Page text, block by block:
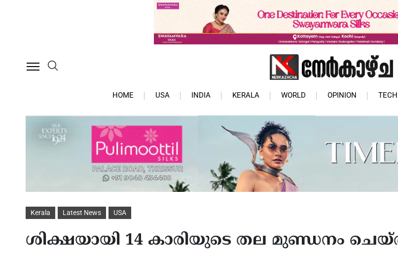
HOME USA INDIA KERALA WORLD OPINION TECH
Kerala Latest News USA
ശിക്ഷയായി 14 കാരിയുടെ തല മുണ്ഡനം